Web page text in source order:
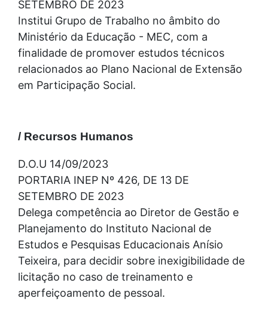
SETEMBRO DE 2023
Institui Grupo de Trabalho no âmbito do
Ministério da Educação - MEC, com a
finalidade de promover estudos técnicos
relacionados ao Plano Nacional de Extensão
em Participação Social.
/ Recursos Humanos
D.O.U 14/09/2023
PORTARIA INEP Nº 426, DE 13 DE
SETEMBRO DE 2023
Delega competência ao Diretor de Gestão e
Planejamento do Instituto Nacional de
Estudos e Pesquisas Educacionais Anísio
Teixeira, para decidir sobre inexigibilidade de
licitação no caso de treinamento e
aperfeiçoamento de pessoal.